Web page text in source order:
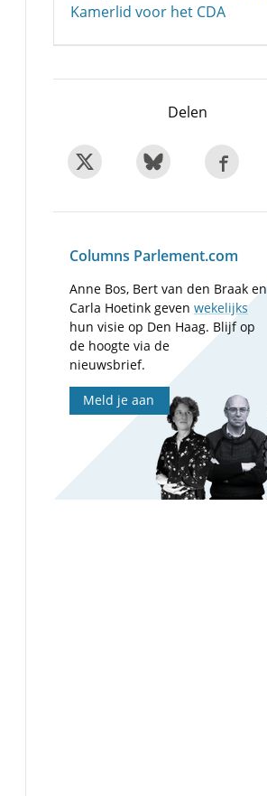
Kamerlid voor het CDA
Delen
Columns Parlement.com
Anne Bos, Bert van den Braak en
Carla Hoetink gevenwekelijks
hun visie op Den Haag. Blijf op
de hoogte via de
nieuwsbrief.
Meld je aan